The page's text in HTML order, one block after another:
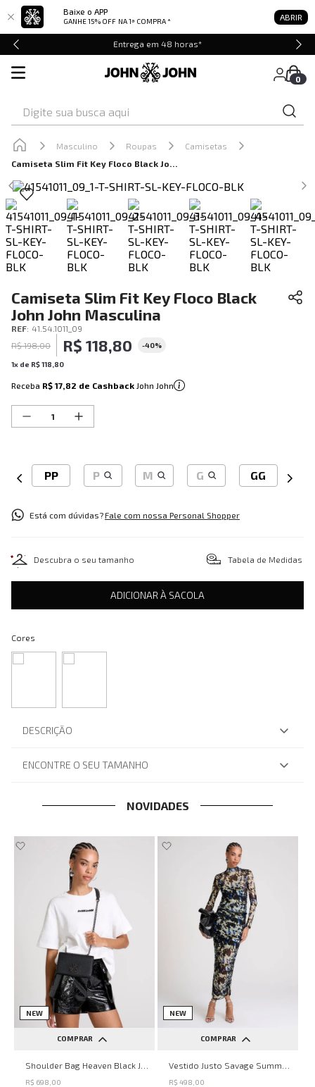
Baixe o APP
GANHE 15% OFF NA 1ª COMPRA * ABRIR
Entrega em 48 horas*
0
Masculino Roupas
Camisetas
Camiseta Slim Fit Key Floco Black John John Masculina
Camiseta Slim Fit Key Floco Black
John John Masculina
REF: 41.54.1011_09
R$ 198,00 R$ 118,80 -40%
1x de R$118 80
Receba R$ 17,82 de Cashback John John
PP P M G GG
Está com dúvidas?Fale com nossa Personal Shopper
Descubra o seu tamanho Tabela de Medidas
ADICIONAR À SACOLA
Cores
DESCRIÇÃO
ENCONTRE O SEU TAMANHO
NOVIDADES
NEW
COMPRAR
UN
R$ 698 00
NEW
COMPRAR
PP P M G
R$ 498 00